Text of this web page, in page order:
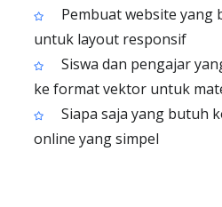
Pembuat website yang
untuk layout responsif
Siswa dan pengajar
ke format vektor untuk
Siapa saja yang butuh
online yang simpel